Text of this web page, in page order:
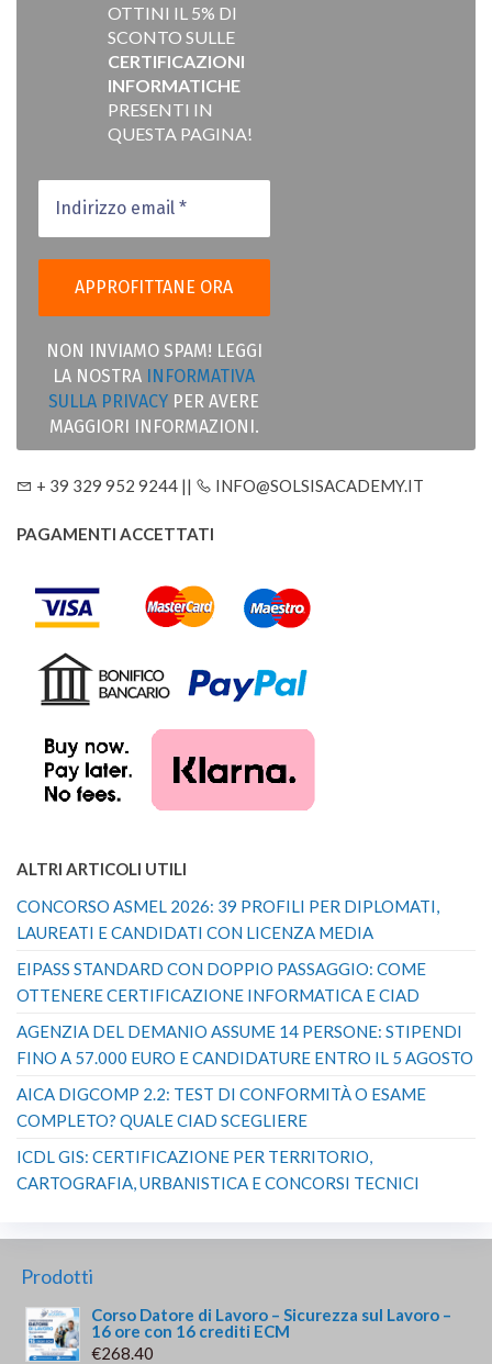
OTTINI IL 5% DI
SCONTO SULLE
CERTIFICAZIONI
INFORMATICHE
PRESENTI IN
QUESTA PAGINA!
NON INVIAMO SPAM! LEGGI
LA NOSTRA INFORMATIVA
SULLA PRIVACY PER AVERE
MAGGIORI INFORMAZIONI.
+ 39 329 952 9244 || INFO@SOLSISACADEMY.IT
PAGAMENTI ACCETTATI
ALTRI ARTICOLI UTILI
CONCORSO ASMEL 2026: 39 PROFILI PER DIPLOMATI,
LAUREATI E CANDIDATI CON LICENZA MEDIA
EIPASS STANDARD CON DOPPIO PASSAGGIO: COME
OTTENERE CERTIFICAZIONE INFORMATICA E CIAD
AGENZIA DEL DEMANIO ASSUME 14 PERSONE: STIPENDI
FINO A 57.000 EURO E CANDIDATURE ENTRO IL 5 AGOSTO
AICA DIGCOMP 2.2: TEST DI CONFORMITÀ O ESAME
COMPLETO? QUALE CIAD SCEGLIERE
ICDL GIS: CERTIFICAZIONE PER TERRITORIO,
CARTOGRAFIA, URBANISTICA E CONCORSI TECNICI
Prodotti
Corso Datore di Lavoro – Sicurezza sul Lavoro –
16 ore con 16 crediti ECM
€268.40